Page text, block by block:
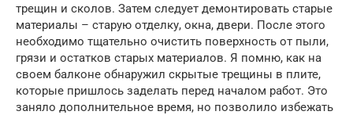
трещин и сколов. Затем следует демонтировать старые
материалы – старую отделку, окна, двери. После этого
необходимо тщательно очистить поверхность от пыли,
грязи и остатков старых материалов. Я помню, как на
своем балконе обнаружил скрытые трещины в плите,
которые пришлось заделать перед началом работ. Это
заняло дополнительное время, но позволило избежать